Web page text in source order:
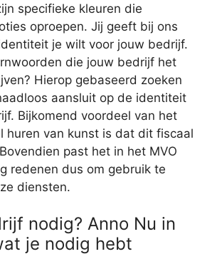
specifieke kleuren die
oproepen. Jij geeft bij ons
je wilt voor jouw bedrijf.
die jouw bedrijf het
Hierop gebaseerd zoeken
aansluit op de identiteit
Bijkomend voordeel van het
huren van kunst is dat dit fiscaal
past het in het MVO
redenen dus om gebruik te
diensten.
nodig? Anno Nu in
je nodig hebt